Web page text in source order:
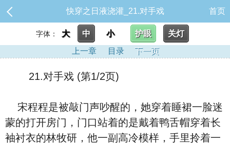
快穿之日液浇灌_21.对手戏 首页
字体： 大 中 小 护眼
关灯
上一章
目录 下一页
21.对手戏 (第1/2页)
宋程程是被敲门声吵醒的，她穿着睡裙一脸迷
蒙的打开房门，门口站着的是戴着鸭舌帽穿着长
袖衬衣的林牧研，他一副高冷模样，手里拎着一